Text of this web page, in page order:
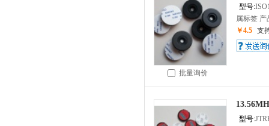
批量询价
型号:
属标签 产
￥4.5 支
型号: